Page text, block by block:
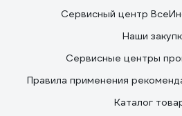
Сервисный центр
Наши
Сервисные центры
Правила применения
Каталог